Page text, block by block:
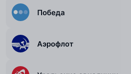
Победа
Аэрофлот